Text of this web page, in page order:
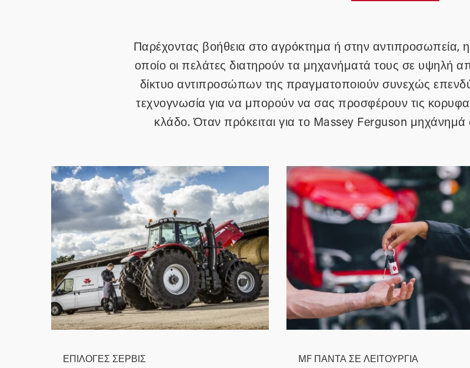
Παρέχοντας βοήθεια στο αγρόκτημα ή στην αντιπροσωπεία,
οποίο οι πελάτες διατηρούν τα μηχανήματά τους σε υψηλή
δίκτυο αντιπροσώπων της πραγματοποιούν συνεχώς
τεχνογνωσία για να μπορούν να σας προσφέρουν τις
κλάδο. Όταν πρόκειται για το Massey Ferguson μηχάνημά
ΕΠΙΛΟΓΕΣ ΣΕΡΒΙΣ
MF ΠΑΝΤΑ ΣΕ ΛΕΙΤΟΥΡΓΙΑ